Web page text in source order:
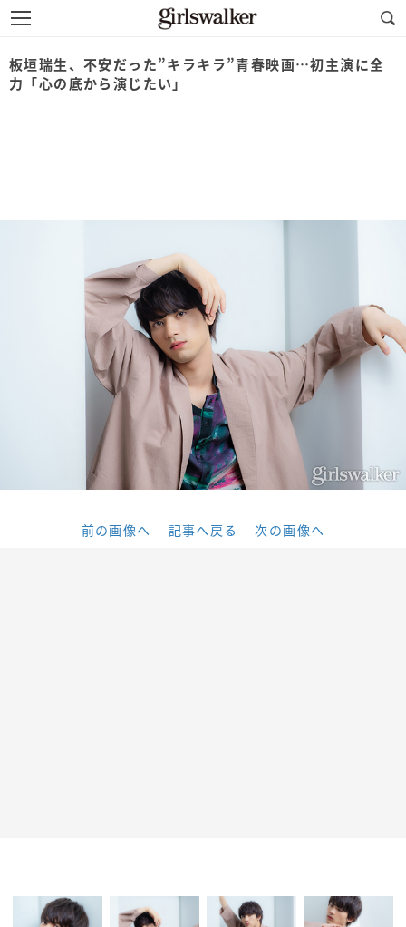
板垣瑞生、不安だった”キラキラ”青春映画…初主演に全
力「心の底から演じたい」
前の画像へ 記事へ戻る 次の画像へ